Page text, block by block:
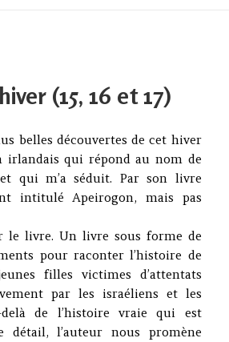
(15, 16 et 17)
belles découvertes de cet hiver
irlandais qui répond au nom de
qui m’a séduit. Par son livre
intitulé Apeirogon, mais pas
le livre. Un livre sous forme de
pour raconter l’histoire de
filles victimes d’attentats
par les israéliens et les
delà de l’histoire vraie qui est
détail, l’auteur nous promène